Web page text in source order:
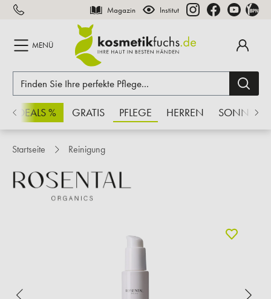
springen Magazin Institut
MENÜ
% GRATIS PFLEGE HERREN SONNE
Startseite Reinigung